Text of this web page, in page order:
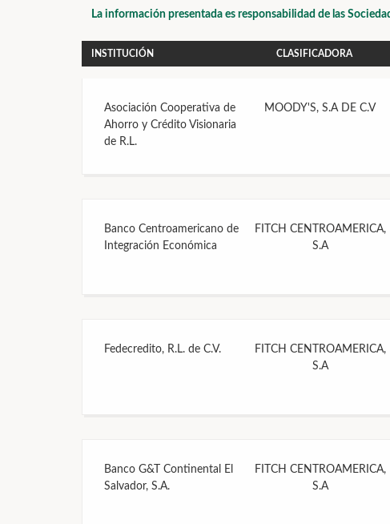
La información presentada es responsabilidad de las
INSTITUCIÓN CLASIFICADORA
Asociación Cooperativa de
Ahorro y Crédito Visionaria
de R.L.
MOODY'S, S.A DE C.V
Banco Centroamericano de
Integración Económica
FITCH CENTROAMERICA,
S.A
Fedecredito, R.L. de C.V.
FITCH CENTROAMERICA,
S.A
Banco G&T Continental El
Salvador, S.A.
FITCH CENTROAMERICA,
S.A